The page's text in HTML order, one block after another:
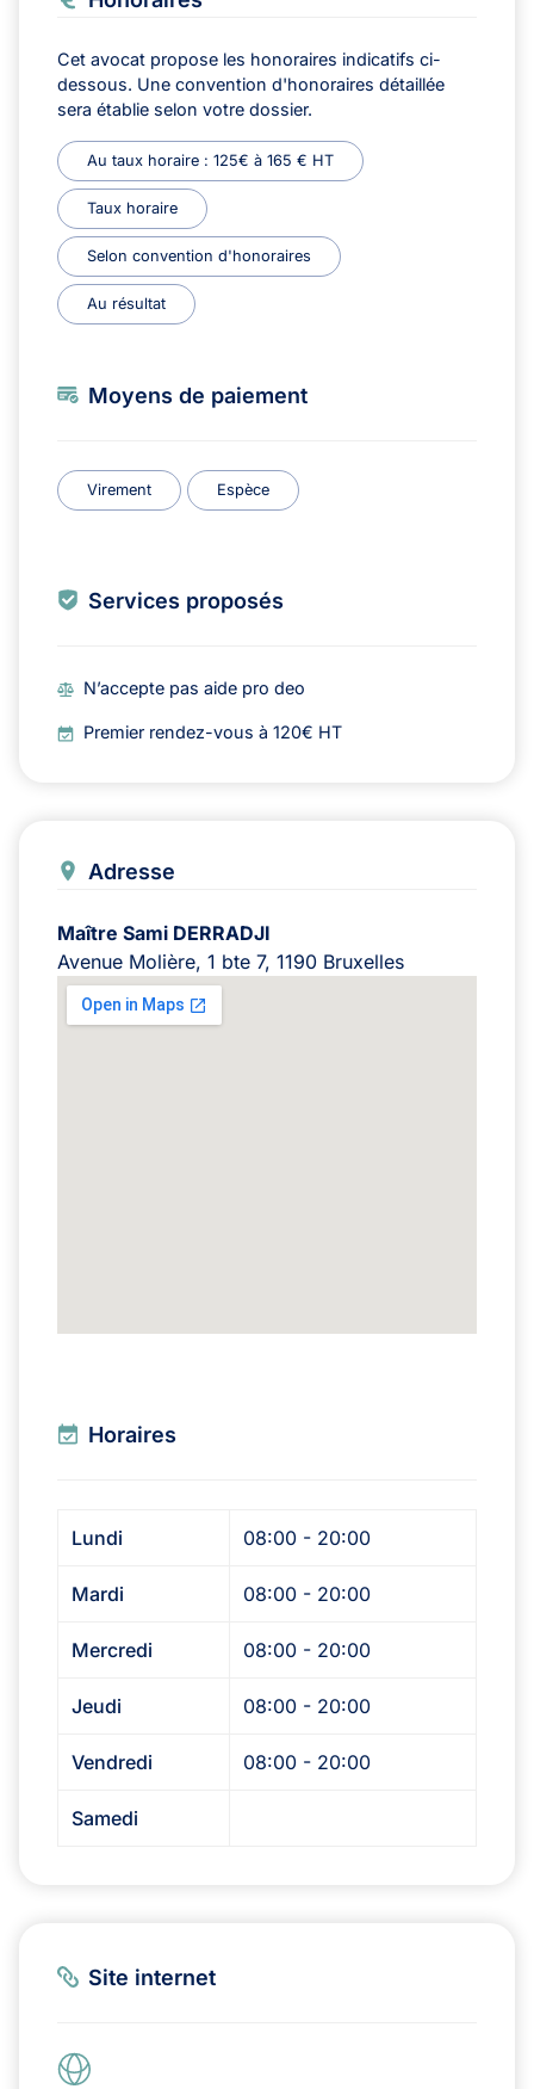
Cet avocat propose les honoraires indicatifs ci-
dessous. Une convention d'honoraires détaillée
sera établie selon votre dossier.
Au taux horaire : 125€ à 165 € HT
Taux horaire
Selon convention d'honoraires
Au résultat
Moyens de paiement
Virement Espèce
Services proposés
N’accepte pas aide pro deo
Premier rendez-vous à 120€ HT
Adresse
Maître Sami DERRADJI
Avenue Molière, 1 bte 7, 1190 Bruxelles
Horaires
Lundi 08:00 - 20:00
Mardi 08:00 - 20:00
Mercredi 08:00 - 20:00
Jeudi 08:00 - 20:00
Vendredi 08:00 - 20:00
Samedi
Site internet